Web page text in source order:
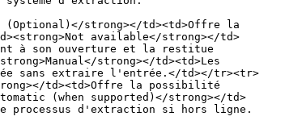
(Optional)</strong></td><td>Offre la
available</strong></td>
à son ouverture et la restitue
strong></td><td>Les
sans extraire l'entrée.</td></tr><tr>
td><td>Offre la possibilité
(when supported)</strong></td>
processus d'extraction si hors ligne.